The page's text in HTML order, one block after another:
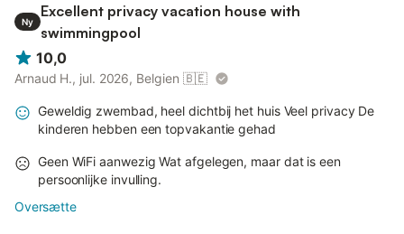
Ny
Excellent privacy vacation house with
swimmingpool
10,0
Arnaud H., jul. 2026, Belgien 🇧🇪
Geweldig zwembad, heel dichtbij het huis Veel privacy De
kinderen hebben een topvakantie gehad
Geen WiFi aanwezig Wat afgelegen, maar dat is een
persoonlijke invulling.
Oversætte